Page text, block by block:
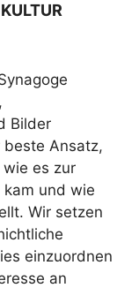
Bilder
beste Ansatz,
es zur
kam und wie
Wir setzen
einzuordnen
an